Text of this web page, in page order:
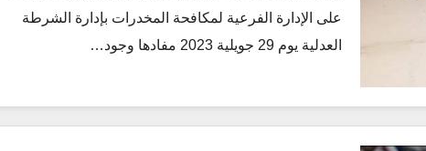
على الإدارة الفرعية لمكافحة المخدرات بإدارة الشرطة
العدلية يوم 29 جويلية 2023 مفادها وجود…